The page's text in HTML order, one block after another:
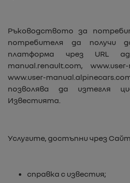
Ръководството за
потребителя да получи
платформа чрез URL
manual.renault.com,
www.user-
позволява да изтегля
Известията.
Услугите, достъпни чрез
справка с известия;